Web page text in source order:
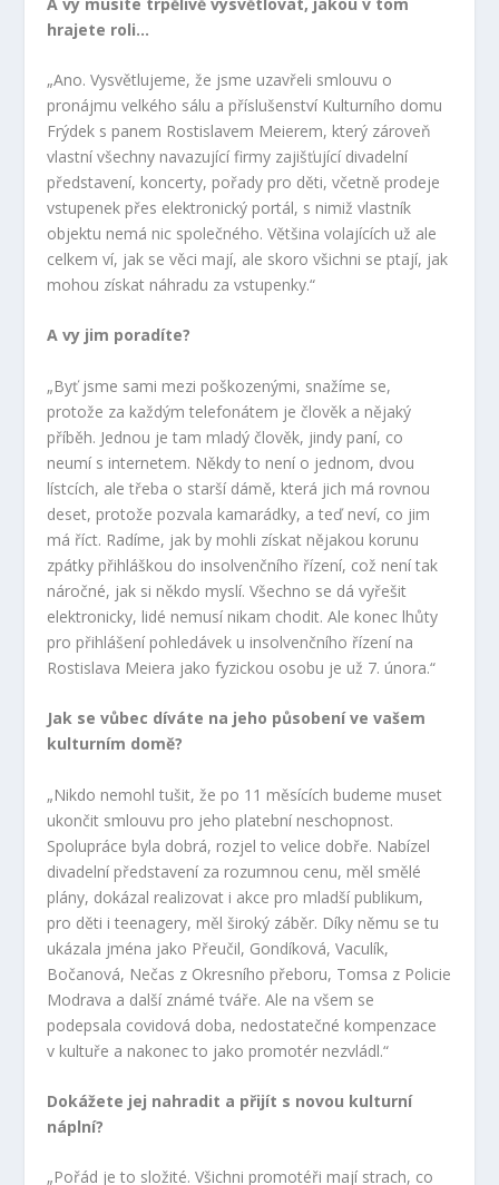
hrajete roli…
„Ano. Vysvětlujeme, že jsme uzavřeli smlouvu o
pronájmu velkého sálu a příslušenství Kulturního domu
Frýdek s panem Rostislavem Meierem, který zároveň
vlastní všechny navazující firmy zajišťující divadelní
představení, koncerty, pořady pro děti, včetně prodeje
vstupenek přes elektronický portál, s nimiž vlastník
objektu nemá nic společného. Většina volajících už ale
celkem ví, jak se věci mají, ale skoro všichni se ptají, jak
mohou získat náhradu za vstupenky.“
A vy jim poradíte?
„Byť jsme sami mezi poškozenými, snažíme se,
protože za každým telefonátem je člověk a nějaký
příběh. Jednou je tam mladý člověk, jindy paní, co
neumí s internetem. Někdy to není o jednom, dvou
lístcích, ale třeba o starší dámě, která jich má rovnou
deset, protože pozvala kamarádky, a teď neví, co jim
má říct. Radíme, jak by mohli získat nějakou korunu
zpátky přihláškou do insolvenčního řízení, což není tak
náročné, jak si někdo myslí. Všechno se dá vyřešit
elektronicky, lidé nemusí nikam chodit. Ale konec lhůty
pro přihlášení pohledávek u insolvenčního řízení na
Rostislava Meiera jako fyzickou osobu je už 7. února.“
Jak se vůbec díváte na jeho působení ve vašem
kulturním domě?
„Nikdo nemohl tušit, že po 11 měsících budeme muset
ukončit smlouvu pro jeho platební neschopnost.
Spolupráce byla dobrá, rozjel to velice dobře. Nabízel
divadelní představení za rozumnou cenu, měl smělé
plány, dokázal realizovat i akce pro mladší publikum,
pro děti i teenagery, měl široký záběr. Díky němu se tu
ukázala jména jako Přeučil, Gondíková, Vaculík,
Bočanová, Nečas z Okresního přeboru, Tomsa z Policie
Modrava a další známé tváře. Ale na všem se
podepsala covidová doba, nedostatečné kompenzace
v kultuře a nakonec to jako promotér nezvládl.“
Dokážete jej nahradit a přijít s novou kulturní
náplní?
„Pořád je to složité. Všichni promotéři mají strach, co